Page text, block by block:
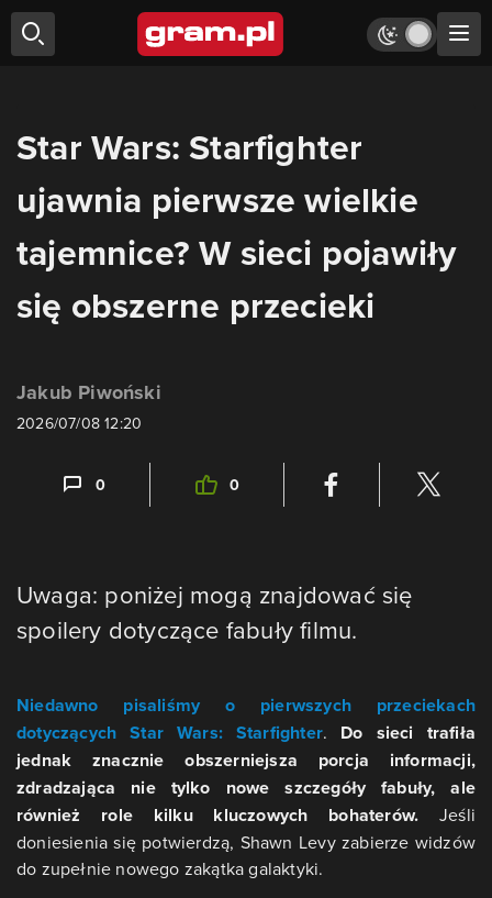
Star Wars: Starfighter
ujawnia pierwsze wielkie
tajemnice? W sieci pojawiły
się obszerne przecieki
Jakub Piwoński
2026/07/08 12:20
0 0
Uwaga: poniżej mogą znajdować się
spoilery dotyczące fabuły filmu.
Niedawno pisaliśmy o pierwszych przeciekach
dotyczących Star Wars: Starfighter. Do sieci trafiła
jednak znacznie obszerniejsza porcja informacji,
zdradzająca nie tylko nowe szczegóły fabuły, ale
również role kilku kluczowych bohaterów. Jeśli
doniesienia się potwierdzą, Shawn Levy zabierze widzów
do zupełnie nowego zakątka galaktyki.